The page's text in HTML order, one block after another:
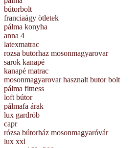
bútorbolt
franciaágy ötletek
pálma konyha
anna 4
latexmatrac
rozsa butorhaz mosonmagyarovar
sarok kanapé
kanapé matrac
mosonmagyarovar hasznalt butor bolt
pálma fitness
loft bútor
pálmafa árak
lux gardrób
capr
rózsa bútorház mosonmagyaróvár
lux xxl